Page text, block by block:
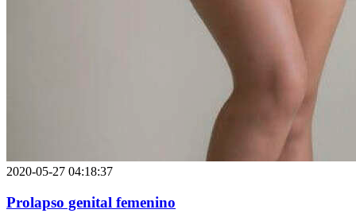
2020-05-27 04:18:37
Prolapso genital femenino